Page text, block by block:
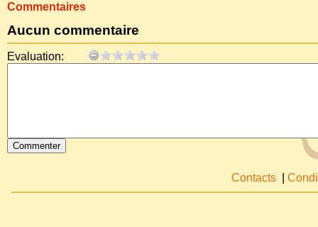
Commentaires
Aucun commentaire
Evaluation:
Contacts |